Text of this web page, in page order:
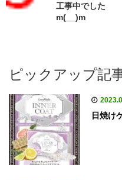
工事中でした
m(__)m
ピックアップ記
日焼け